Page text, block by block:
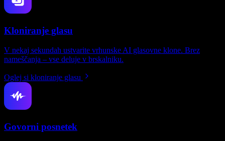
Kloniranje glasu
V nekaj sekundah ustvarite vrhunske AI glasovne klone. Brez
nameščanja – vse deluje v brskalniku.
Oglej si kloniranje glasu
Govorni posnetek